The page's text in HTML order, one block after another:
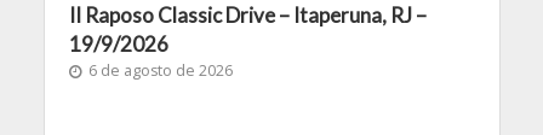
II Raposo Classic Drive – Itaperuna, RJ –
19/9/2026
6 de agosto de 2026